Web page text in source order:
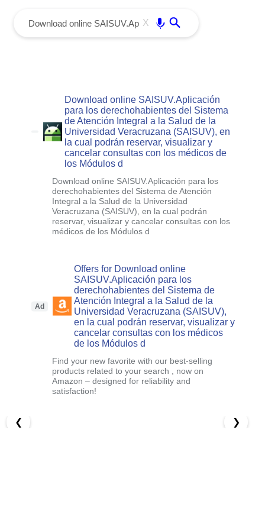
X
Download online SAISUV.Aplicación
para los derechohabientes del Sistema
de Atención Integral a la Salud de la
Universidad Veracruzana (SAISUV), en
la cual podrán reservar, visualizar y
cancelar consultas con los médicos de
los Módulos d
Download online SAISUV.Aplicación para los
derechohabientes del Sistema de Atención
Integral a la Salud de la Universidad
Veracruzana (SAISUV), en la cual podrán
reservar, visualizar y cancelar consultas con los
médicos de los Módulos d
Ad
Offers for Download online
SAISUV.Aplicación para los
derechohabientes del Sistema de
Atención Integral a la Salud de la
Universidad Veracruzana (SAISUV),
en la cual podrán reservar, visualizar y
cancelar consultas con los médicos
de los Módulos d
Find your new favorite with our best-selling
products related to your search , now on
Amazon – designed for reliability and
satisfaction!
❮ ❯